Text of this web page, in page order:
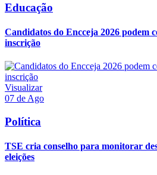
Educação
Candidatos do Encceja 2026 podem
inscrição
Visualizar
07 de Ago
Política
TSE cria conselho para monitorar
eleições